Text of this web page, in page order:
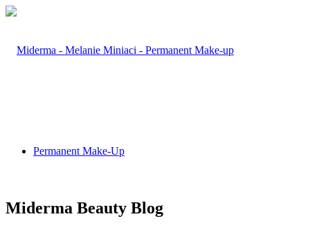
Permanent Make-Up
Miderma Beauty Blog